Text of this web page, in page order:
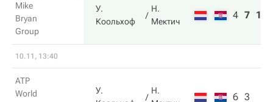
Mike
Bryan
Group
У.
Коольхоф
Н.
Мектич
4 7 10
10.11, 13:40
ATP
World
У.
Н.
6 3